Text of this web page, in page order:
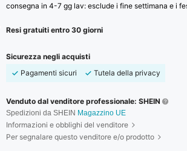
consegna in 4-7 gg lav: esclude i fine settimana e i
Resi gratuiti entro 30 giorni
Sicurezza negli acquisti
Pagamenti sicuri
Tutela della privacy
Venduto dal venditore professionale: SHEIN
Spedizioni da SHEIN Magazzino UE
Informazioni e obblighi del venditore
Per segnalare questo venditore e/o prodotto